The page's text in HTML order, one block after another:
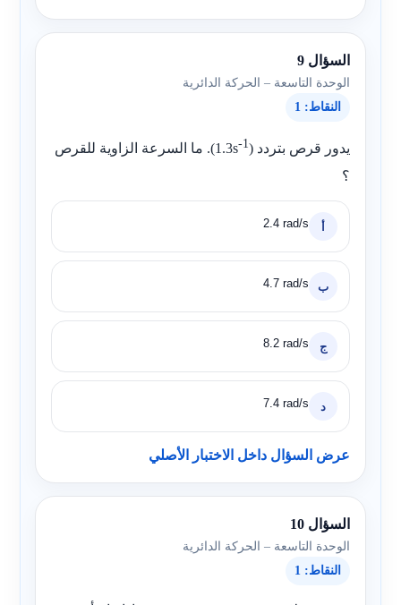
السؤال 9
الوحدة التاسعة – الحركة الدائرية
النقاط: 1
يدور قرص بتردد ( 1.3s-1
). ما السرعة الزاوية للقرص
؟
2.4 rad/s
ب 4.7 rad/s
ج 8.2 rad/s
د 7.4 rad/s
عرض السؤال داخل الاختبار الأصلي
السؤال 10
الوحدة التاسعة – الحركة الدائرية
النقاط: 1